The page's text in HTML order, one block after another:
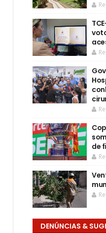
de
DENÚNCIAS &